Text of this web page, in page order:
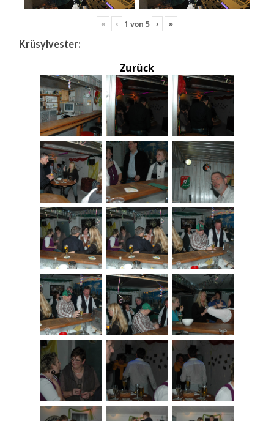
« ‹ 1 von 5 › »
Krüsylvester:
Zurück